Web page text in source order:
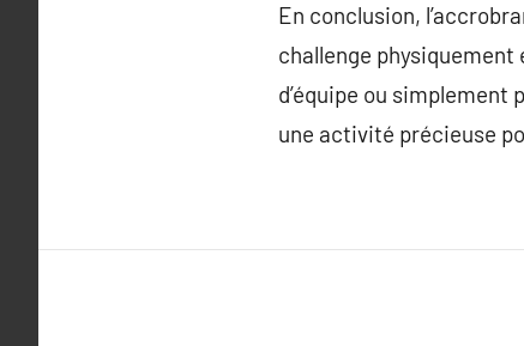
En conclusion,
challenge physiquement
d’équipe ou
une activité précieuse